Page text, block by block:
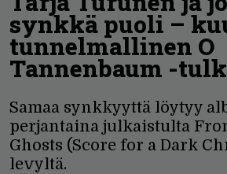
synkkä puoli –
tunnelmallinen O
Tannenbaum -
Samaa synkkyyttä löytyy
perjantaina julkaistulta
Ghosts (Score for a Dark
levyltä.